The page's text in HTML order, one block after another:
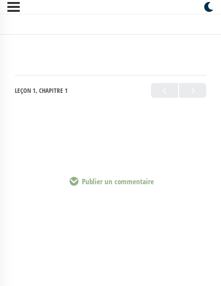
LEÇON 1, CHAPITRE 1
Publier un commentaire